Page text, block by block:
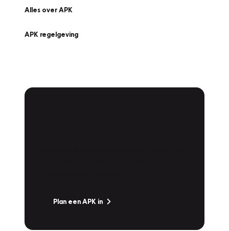
Alles over APK
APK regelgeving
Plan een APK in